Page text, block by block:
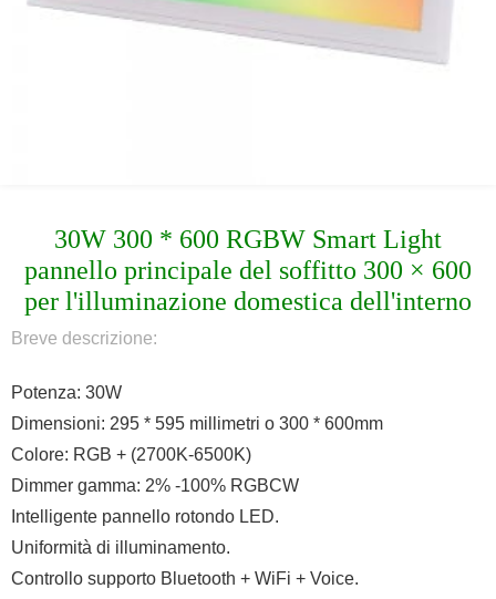
30W 300 * 600 RGBW Smart Light
pannello principale del soffitto 300 × 600
per l'illuminazione domestica dell'interno
Breve descrizione:
Potenza: 30W
Dimensioni: 295 * 595 millimetri o 300 * 600mm
Colore: RGB + (2700K-6500K)
Dimmer gamma: 2% -100% RGBCW
Intelligente pannello rotondo LED.
Uniformità di illuminamento.
Controllo supporto Bluetooth + WiFi + Voice.